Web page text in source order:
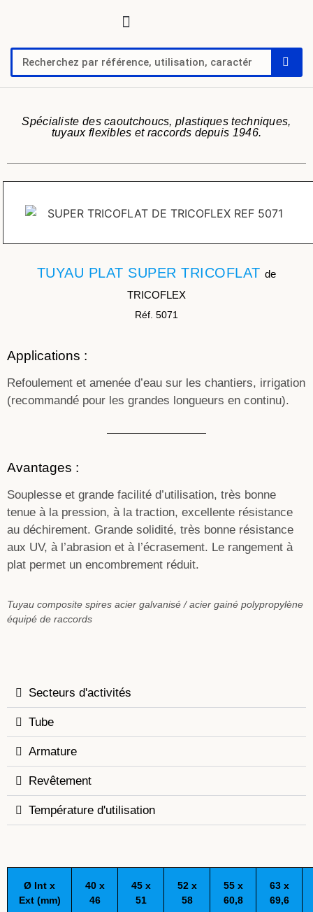
Spécialiste des caoutchoucs, plastiques techniques,
tuyaux flexibles et raccords depuis 1946.
TUYAU PLAT SUPER TRICOFLATde
TRICOFLEX
Réf. 5071
Applications :
Refoulement et amenée d’eau sur les chantiers, irrigation
(recommandé pour les grandes longueurs en continu).
Avantages :
Souplesse et grande facilité d’utilisation, très bonne
tenue à la pression, à la traction, excellente résistance
au déchirement. Grande solidité, très bonne résistance
aux UV, à l’abrasion et à l’écrasement. Le rangement à
plat permet un encombrement réduit.
Tuyau composite spires acier galvanisé / acier gainé polypropylène
équipé de raccords
Secteurs d'activités
Tube
Armature
Revêtement
Température d'utilisation
Ø Int x
Ext (mm)
40 x
46
45 x
51
52 x
58
55 x
60,8
63 x
69,6